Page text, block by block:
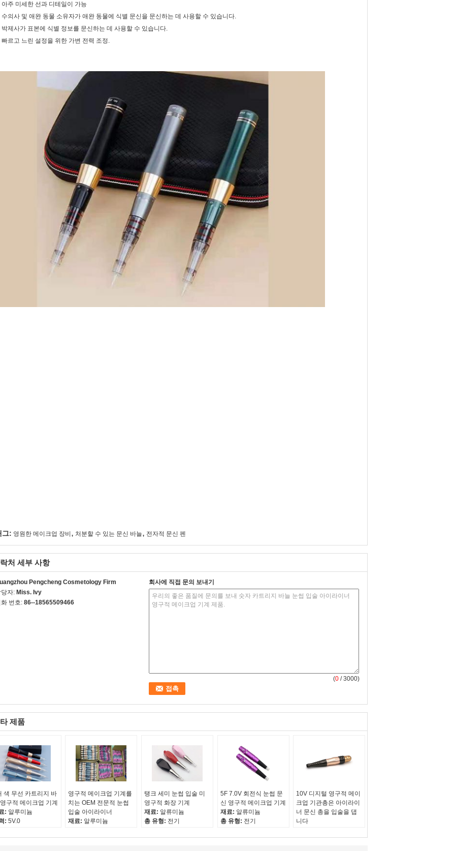
아주 미세한 선과 디테일이 가능
수의사 및 애완 동물 소유자가 애완 동물에 식별 문신을 문신하는 데 사용할 수 있습니다.
박제사가 표본에 식별 정보를 문신하는 데 사용할 수 있습니다.
빠르고 느린 설정을 위한 가변 전력 조정.
그: 영원한 메이크업 장비 , 처분할 수 있는 문신 바늘, 전자적 문신 펜
처 세부 사항
Pengcheng Cosmetology Firm
자: Miss. Ivy
번호: 86--18565509466
회사에 직접 문의 보내기
(0 / 3000)
제품
색 무선 카트리지 바
구적 메이크업 기계
: 알루미늄
: 5V.0
:영원한 메이크업
영구적 메이크업 기계를
치는 OEM 전문적 눈썹
입술 아이라이너
재료: 알루미늄
입력:100-240V
탱크 세미 눈썹 입술 미
영구적 화장 기계
재료: 알류미늄
총 유형: 전기
타입:문신 총
5F 7.0V 회전식 눈썹 문
신 영구적 메이크업 기계
재료: 알류미늄
총 유형: 전기
타입:문신 총
10V 디지털 영구적 메이
크업 기관총은 아이라이
너 문신 총을 입술을 댑
니다
출력:10V